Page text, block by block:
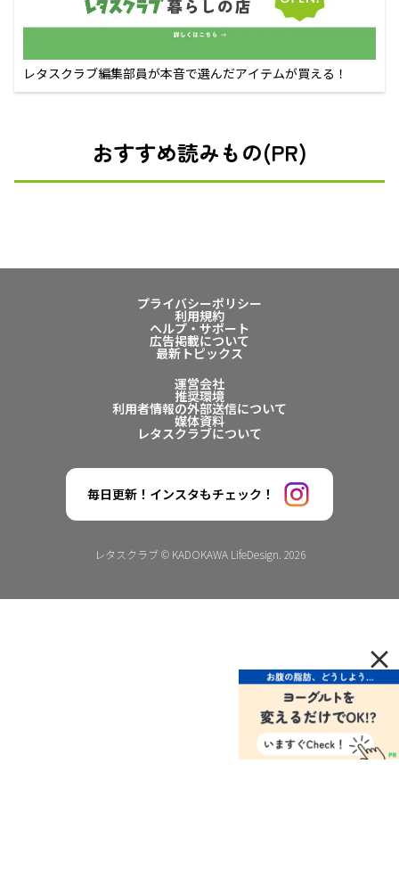
レタスクラブ編集部員が本音で選んだアイテムが買える！
おすすめ読みもの(PR)
プライバシーポリシー
利用規約
ヘルプ・サポート
広告掲載について
最新トピックス
運営会社
推奨環境
利用者情報の外部送信について
媒体資料
レタスクラブについて
毎日更新！インスタもチェック！
レタスクラブ © KADOKAWA LifeDesign. 2026
×